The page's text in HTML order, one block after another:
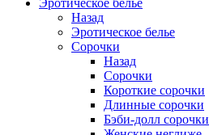
Эротическое белье
Назад
Эротическое белье
Сорочки
Назад
Сорочки
Короткие сорочки
Длинные сорочки
Бэби-долл сорочки